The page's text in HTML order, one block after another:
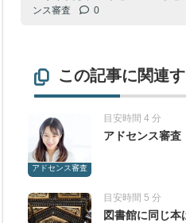
ンス審査
0
この記事に関連
アドセンス審査
目安時間 4 分
アドセンス審査
目安時間 5 分
図書館に同じ本